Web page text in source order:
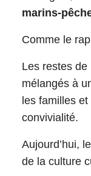
marins-
Comme le
Les restes
mélangés à
les familles
convivialité.
Aujourd’hui,
de la culture